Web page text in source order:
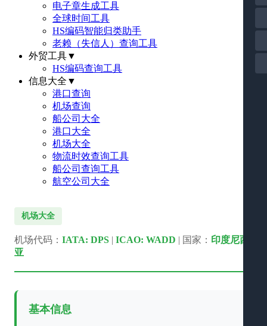
电子章生成工具
全球时间工具
HS编码智能归类助手
老赖（失信人）查询工具
外贸工具▼
HS编码查询工具
信息大全 ▼
港口查询
机场查询
船公司大全
港口大全
机场大全
物流时效查询工具
船公司查询工具
航空公司大全
机场大全
机场代码： IATA: DPS | ICAO: WADD | 国家： 印度尼西
亚
基本信息